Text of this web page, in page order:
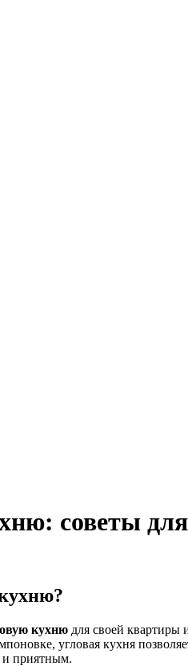
советы
кухню для своей квартиры
угловая кухня
приятным.